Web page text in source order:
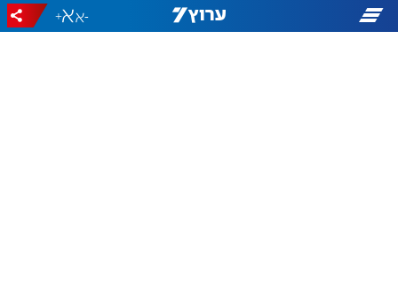
-
+